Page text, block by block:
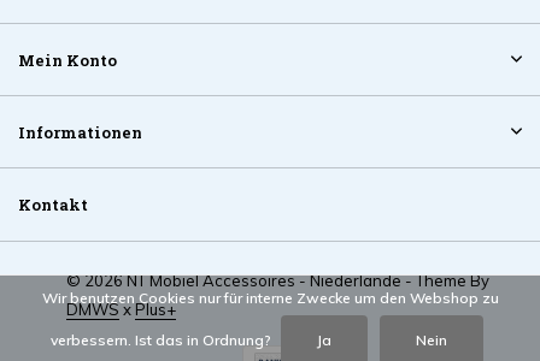
Mein Konto
Informationen
Kontakt
© 2026 NT Mobiel Accessoires - Niederlande - Theme By
DMWSxPlus+
Wir benutzen Cookies nur für interne Zwecke um den Webshop zu
verbessern. Ist das in Ordnung? Ja Nein